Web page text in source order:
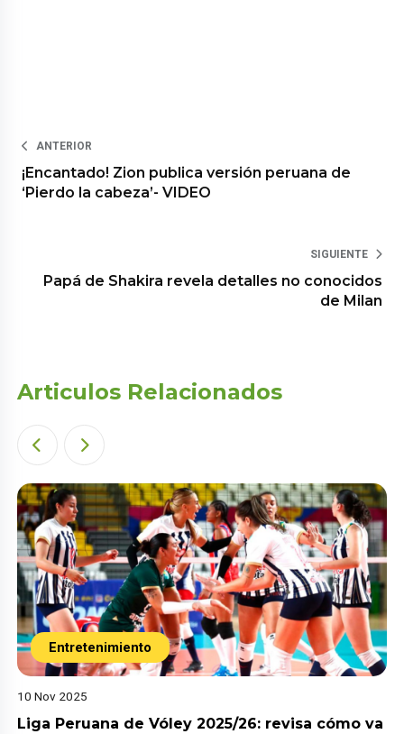
ANTERIOR
¡Encantado! Zion publica versión peruana de
‘Pierdo la cabeza’- VIDEO
SIGUIENTE
Papá de Shakira revela detalles no conocidos
de Milan
Articulos Relacionados
Entretenimiento
10 Nov 2025
Liga Peruana de Vóley 2025/26: revisa cómo va